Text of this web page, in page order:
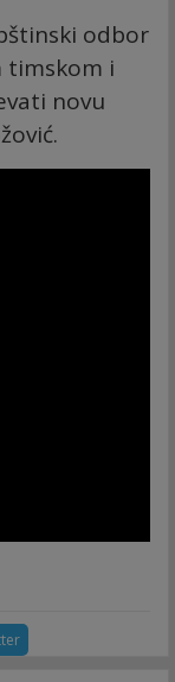
odbor
timskom i
novu